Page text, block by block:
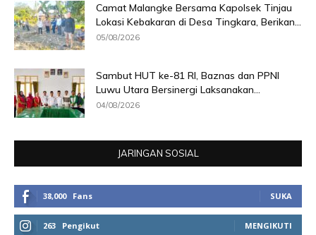
Camat Malangke Bersama Kapolsek Tinjau
Lokasi Kebakaran di Desa Tingkara, Berikan...
05/08/2026
Sambut HUT ke-81 RI, Baznas dan PPNI
Luwu Utara Bersinergi Laksanakan...
04/08/2026
JARINGAN SOSIAL
38,000 Fans SUKA
263 Pengikut MENGIKUTI